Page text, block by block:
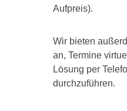
Aufpreis).
Wir bieten
an, Termine
Lösung per
durchzuführen.